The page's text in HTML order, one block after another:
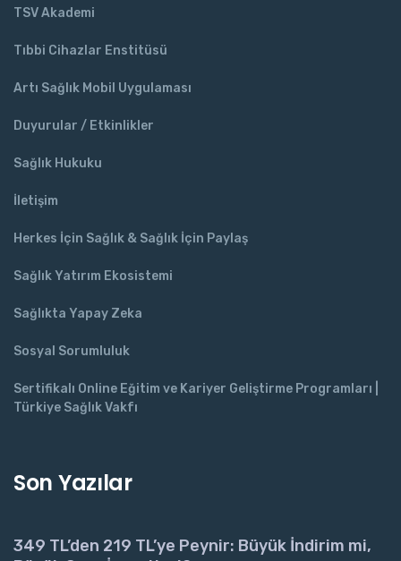
TSV Akademi
Tıbbi Cihazlar Enstitüsü
Artı Sağlık Mobil Uygulaması
Duyurular / Etkinlikler
Sağlık Hukuku
İletişim
Herkes İçin Sağlık & Sağlık İçin Paylaş
Sağlık Yatırım Ekosistemi
Sağlıkta Yapay Zeka
Sosyal Sorumluluk
Sertifikalı Online Eğitim ve Kariyer Geliştirme Programları |
Türkiye Sağlık Vakfı
Son Yazılar
349 TL’den 219 TL’ye Peynir: Büyük İndirim mi,